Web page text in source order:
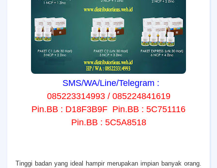
SMS/WA/Line/Telegram :
085223314993 / 085224841619
Pin.BB : D18F3B9F Pin.BB : 5C751116
Pin.BB : 5C5A8518
Tinggi badan yang ideal hampir merupakan impian banyak orang.